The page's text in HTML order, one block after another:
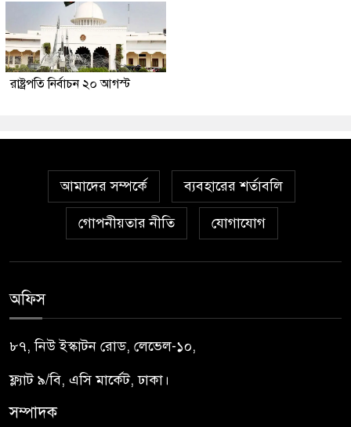
রাষ্ট্রপতি নির্বাচন ২০ আগস্ট
আমাদের সম্পর্কে ব্যবহারের শর্তাবলি
গোপনীয়তার নীতি যোগাযোগ
অফিস
৮৭, নিউ ইস্কাটন রোড, লেভেল-১০,
ফ্ল্যাট ৯/বি, এসি মার্কেট, ঢাকা।
সম্পাদক